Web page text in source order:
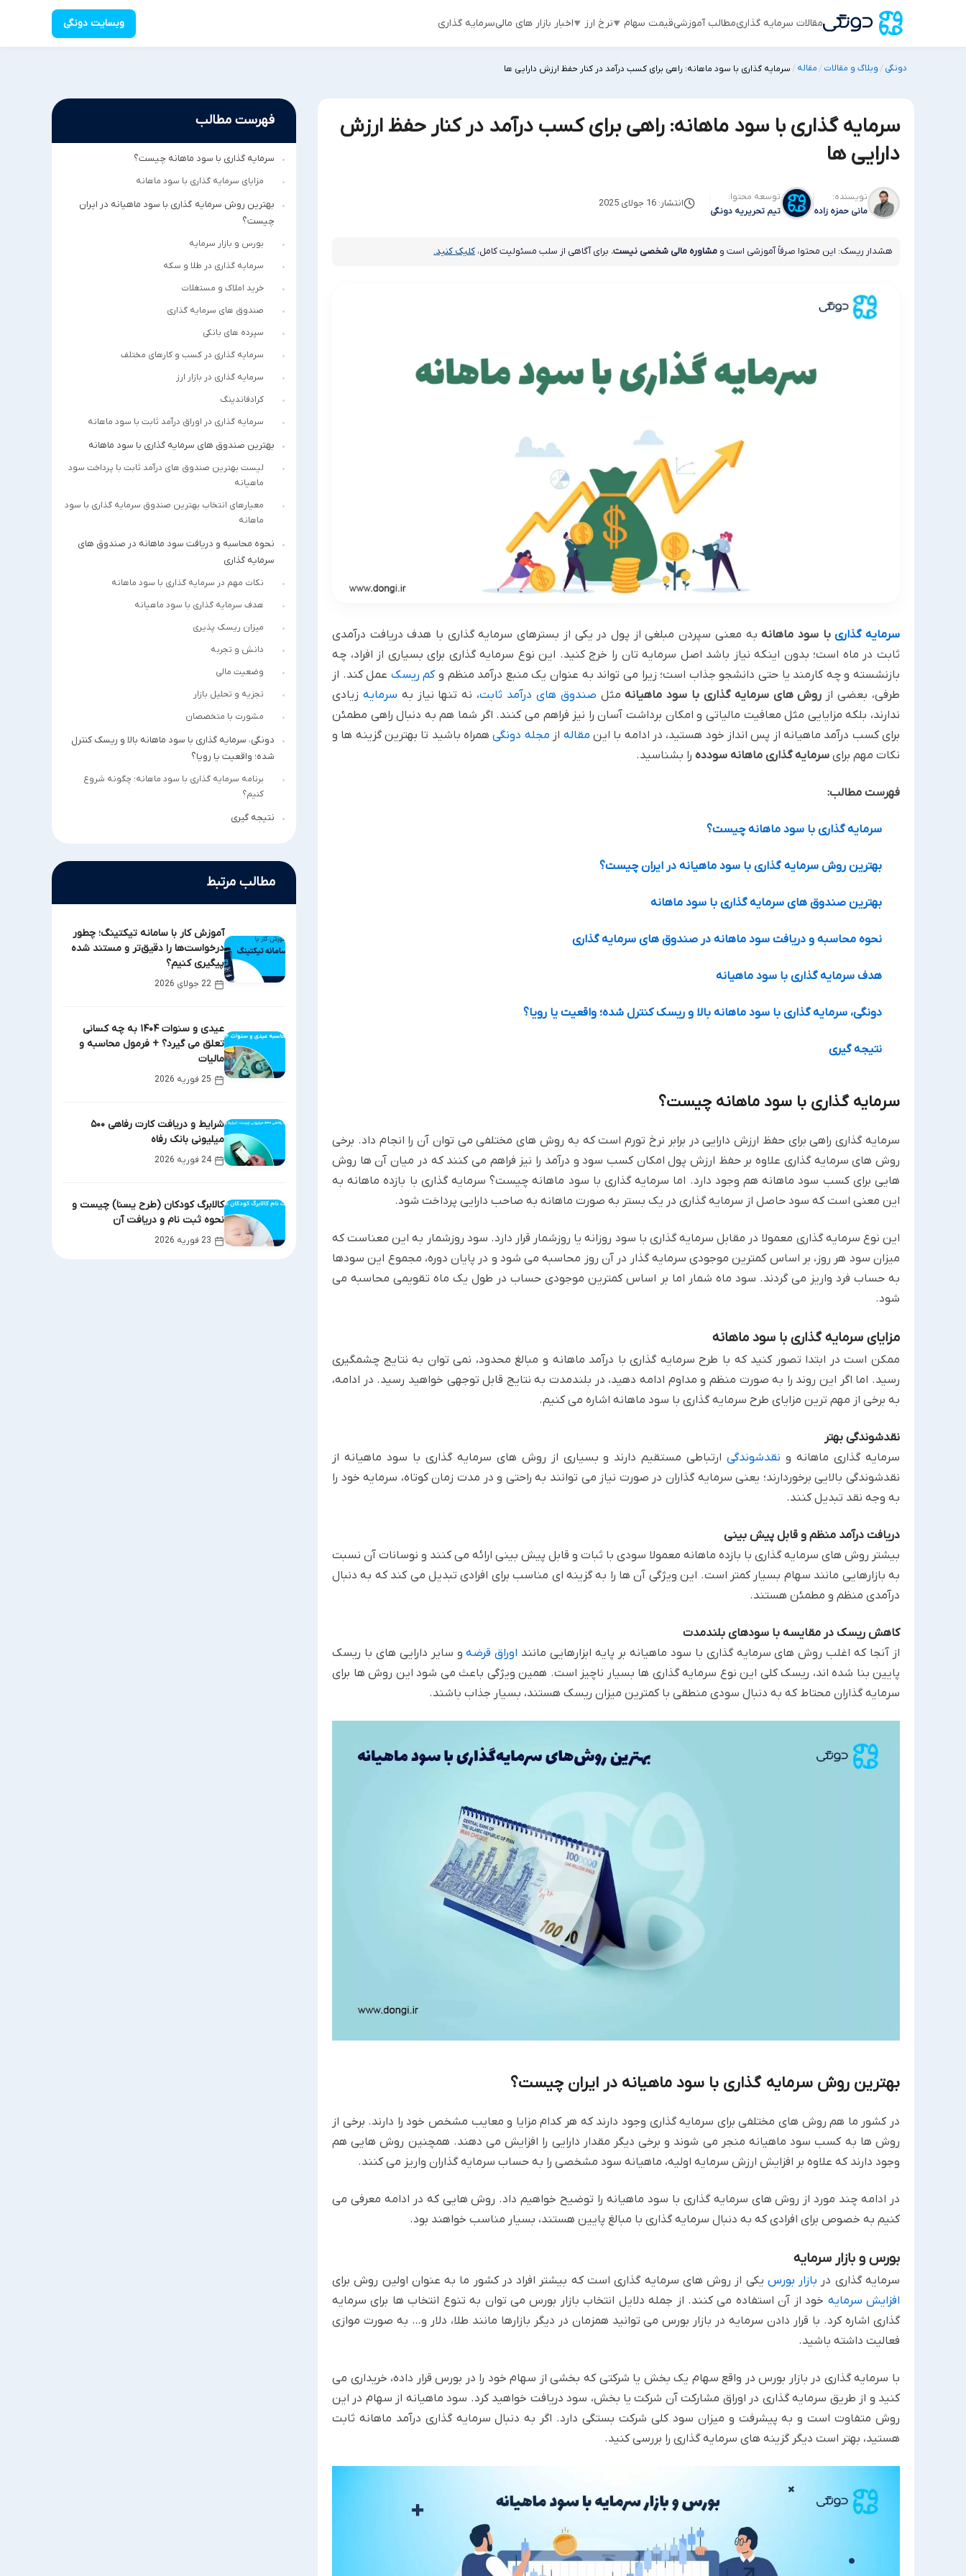
مقالات سرمایه گذاریمطالب آموزشیقیمت سهام نرخ ارز اخبار بازار های مالیسرمایه گذاری وبسایت دونگی
دونگی /وبلاگ و مقالات /مقاله /سرمایه گذاری با سود ماهانه: راهی برای کسب درآمد در کنار حفظ ارزش دارایی ها
سرمایه گذاری با سود ماهانه: راهی برای کسب درآمد در کنار حفظ ارزش
دارایی ها
نویسنده:
مانی حمزه زاده
توسعه محتوا:
تیم تحریریه دونگی
انتشار: 16 جولای 2025
هشدار ریسک: این محتوا صرفاً آموزشی است و مشاوره مالی شخصی نیست. برای آگاهی از سلب مسئولیت کامل، کلیک کنید.
سرمایه گذاریبا سود ماهانهبه معنی سپردن مبلغی از پول در یکی از بسترهای سرمایه گذاری با هدف دریافت درآمدی
ثابت در ماه است؛ بدون اینکه نیاز باشد اصل سرمایه تان را خرج کنید. این نوع سرمایه گذاری برای بسیاری از افراد، چه
بازنشسته و چه کارمند یا حتی دانشجو جذاب است؛ زیرا می تواند به عنوان یک منبع درآمد منظم وکم ریسک عمل کند. از
طرفی، بعضی از روش های سرمایه گذاری با سود ماهیانهمثل صندوق های درآمد ثابت، نه تنها نیاز به سرمایه زیادی
ندارند، بلکه مزایایی مثل معافیت مالیاتی و امکان برداشت آسان را نیز فراهم می کنند. اگر شما هم به دنبال راهی مطمئن
برای کسب درآمد ماهیانه از پس انداز خود هستید، در ادامه با این مقاله از مجله دونگیهمراه باشید تا بهترین گزینه ها و
نکات مهم برای سرمایه گذاری ماهانه سودده را بشناسید.
فهرست مطالب:
سرمایه گذاری با سود ماهانه چیست؟
بهترین روش سرمایه گذاری با سود ماهیانه در ایران چیست؟
بهترین صندوق های سرمایه گذاری با سود ماهانه
نحوه محاسبه و دریافت سود ماهانه در صندوق های سرمایه گذاری
هدف سرمایه گذاری با سود ماهیانه
دونگی، سرمایه گذاری با سود ماهانه بالا و ریسک کنترل شده؛ واقعیت یا رویا؟
نتیجه گیری
سرمایه گذاری با سود ماهانه چیست؟
سرمایه گذاری راهی برای حفظ ارزش دارایی در برابر نرخ تورم است که به روش های مختلفی می توان آن را انجام داد. برخی
روش های سرمایه گذاری علاوه بر حفظ ارزش پول امکان کسب سود و درآمد را نیز فراهم می کنند که در میان آن ها روش
هایی برای کسب سود ماهانه هم وجود دارد. اما سرمایه گذاری با سود ماهانه چیست؟ سرمایه گذاری با بازده ماهانه به
این معنی است که سود حاصل از سرمایه گذاری در یک بستر به صورت ماهانه به صاحب دارایی پرداخت شود.
این نوع سرمایه گذاری معمولا در مقابل سرمایه گذاری با سود روزانه یا روزشمار قرار دارد. سود روزشمار به این معناست که
میزان سود هر روز، بر اساس کمترین موجودی سرمایه گذار در آن روز محاسبه می شود و در پایان دوره، مجموع این سودها
به حساب فرد واریز می گردند. سود ماه شمار اما بر اساس کمترین موجودی حساب در طول یک ماه تقویمی محاسبه می
شود.
مزایای سرمایه گذاری با سود ماهانه
ممکن است در ابتدا تصور کنید که با طرح سرمایه گذاری با درآمد ماهانه و مبالغ محدود، نمی توان به نتایج چشمگیری
رسید. اما اگر این روند را به صورت منظم و مداوم ادامه دهید، در بلندمدت به نتایج قابل توجهی خواهید رسید. در ادامه،
به برخی از مهم ترین مزایای طرح سرمایه گذاری با سود ماهانه اشاره می کنیم.
نقدشوندگی بهتر
سرمایه گذاری ماهانه ونقدشوندگیارتباطی مستقیم دارند و بسیاری از روش های سرمایه گذاری با سود ماهیانه از
نقدشوندگی بالایی برخوردارند؛ یعنی سرمایه گذاران در صورت نیاز می توانند به راحتی و در مدت زمان کوتاه، سرمایه خود را
به وجه نقد تبدیل کنند.
دریافت درآمد منظم و قابل پیش بینی
بیشتر روش های سرمایه گذاری با بازده ماهانه معمولا سودی با ثبات و قابل پیش بینی ارائه می کنند و نوسانات آن نسبت
به بازارهایی مانند سهام بسیار کمتر است. این ویژگی آن ها را به گزینه ای مناسب برای افرادی تبدیل می کند که به دنبال
درآمدی منظم و مطمئن هستند.
کاهش ریسک در مقایسه با سودهای بلندمدت
از آنجا که اغلب روش های سرمایه گذاری با سود ماهیانه بر پایه ابزارهایی مانند اوراق قرضهو سایر دارایی های با ریسک
پایین بنا شده اند، ریسک کلی این نوع سرمایه گذاری ها بسیار ناچیز است. همین ویژگی باعث می شود این روش ها برای
سرمایه گذاران محتاط که به دنبال سودی منطقی با کمترین میزان ریسک هستند، بسیار جذاب باشند.
بهترین روش سرمایه گذاری با سود ماهیانه در ایران چیست؟
در کشور ما هم روش های مختلفی برای سرمایه گذاری وجود دارند که هر کدام مزایا و معایب مشخص خود را دارند. برخی از
روش ها به کسب سود ماهیانه منجر می شوند و برخی دیگر مقدار دارایی را افزایش می دهند. همچنین روش هایی هم
وجود دارند که علاوه بر افزایش ارزش سرمایه اولیه، ماهیانه سود مشخصی را به حساب سرمایه گذاران واریز می کنند.
در ادامه چند مورد از روش های سرمایه گذاری با سود ماهیانه را توضیح خواهیم داد. روش هایی که در ادامه معرفی می
کنیم به خصوص برای افرادی که به دنبال سرمایه گذاری با مبالغ پایین هستند، بسیار مناسب خواهند بود.
بورس و بازار سرمایه
سرمایه گذاری در بازار بورس یکی از روش های سرمایه گذاری است که بیشتر افراد در کشور ما به عنوان اولین روش برای
افزایش سرمایه خود از آن استفاده می کنند. از جمله دلایل انتخاب بازار بورس می توان به تنوع انتخاب ها برای سرمایه
گذاری اشاره کرد. با قرار دادن سرمایه در بازار بورس می توانید همزمان در دیگر بازارها مانند طلا، دلار و… به صورت موازی
فعالیت داشته باشید.
با سرمایه گذاری در بازار بورس در واقع سهام یک بخش یا شرکتی که بخشی از سهام خود را در بورس قرار داده، خریداری می
کنید و از طریق سرمایه گذاری در اوراق مشارکت آن شرکت یا بخش، سود دریافت خواهید کرد. سود ماهیانه از سهام در این
روش متفاوت است و به پیشرفت و میزان سود کلی شرکت بستگی دارد. اگر به دنبال سرمایه گذاری درآمد ماهانه ثابت
هستید، بهتر است دیگر گزینه های سرمایه گذاری را بررسی کنید.
فهرست مطالب
سرمایه گذاری با سود ماهانه چیست؟
مزایای سرمایه گذاری با سود ماهانه
بهترین روش سرمایه گذاری با سود ماهیانه در ایران
چیست؟
بورس و بازار سرمایه
سرمایه گذاری در طلا و سکه
خرید املاک و مستغلات
صندوق های سرمایه گذاری
سپرده های بانکی
سرمایه گذاری در کسب و کارهای مختلف
سرمایه گذاری در بازار ارز
کرادفاندینگ
سرمایه گذاری در اوراق درآمد ثابت با سود ماهانه
بهترین صندوق های سرمایه گذاری با سود ماهانه
لیست بهترین صندوق های درآمد ثابت با پرداخت سود
ماهیانه
معیارهای انتخاب بهترین صندوق سرمایه گذاری با سود
ماهانه
نحوه محاسبه و دریافت سود ماهانه در صندوق های
سرمایه گذاری
نکات مهم در سرمایه گذاری با سود ماهانه
هدف سرمایه گذاری با سود ماهیانه
میزان ریسک پذیری
دانش و تجربه
وضعیت مالی
تجزیه و تحلیل بازار
مشورت با متخصصان
دونگی، سرمایه گذاری با سود ماهانه بالا و ریسک کنترل
شده؛ واقعیت یا رویا؟
برنامه سرمایه گذاری با سود ماهانه؛ چگونه شروع
کنیم؟
نتیجه گیری
مطالب مرتبط
آموزش کار با سامانه تیکتینگ؛ چطور
درخواست‌ها را دقیق‌تر و مستند شده
پیگیری کنیم؟
22 جولای 2026
عیدی و سنوات ۱۴۰۴ به چه کسانی
تعلق می گیرد؟ + فرمول محاسبه و
مالیات
25 فوریه 2026
شرایط و دریافت کارت رفاهی ۵۰۰
میلیونی بانک رفاه
24 فوریه 2026
کالابرگ کودکان (طرح یسنا) چیست و
نحوه ثبت نام و دریافت آن
23 فوریه 2026